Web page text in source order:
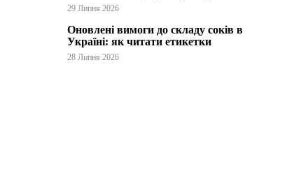
29 Липня 2026
Оновлені вимоги до складу соків в
Україні: як читати етикетки
28 Липня 2026